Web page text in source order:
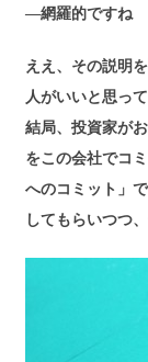
―網羅的ですね
ええ、その説明
人がいいと思って
結局、投資家が
をこの会社でコ
へのコミット」
してもらいつつ